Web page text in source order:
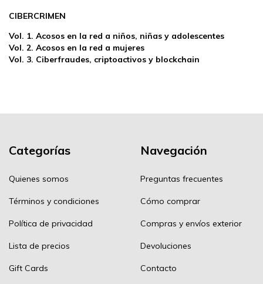
CIBERCRIMEN
Vol. 1. Acosos en la red a niños, niñas y adolescentes
Vol. 2. Acosos en la red a mujeres
Vol. 3. Ciberfraudes, criptoactivos y blockchain
Categorías
Quienes somos
Términos y condiciones
Política de privacidad
Lista de precios
Gift Cards
Navegación
Preguntas frecuentes
Cómo comprar
Compras y envíos exterior
Devoluciones
Contacto